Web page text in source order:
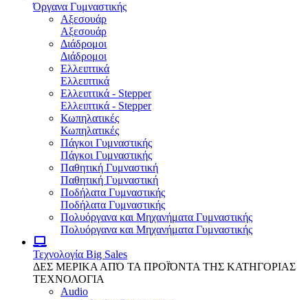
Όργανα Γυμναστικής
Αξεσουάρ
Αξεσουάρ
Διάδρομοι
Διάδρομοι
Ελλειπτικά
Ελλειπτικά
Ελλειπτικά - Stepper
Ελλειπτικά - Stepper
Κωπηλατικές
Κωπηλατικές
Πάγκοι Γυμναστικής
Πάγκοι Γυμναστικής
Παθητική Γυμναστική
Παθητική Γυμναστική
Ποδήλατα Γυμναστικής
Ποδήλατα Γυμναστικής
Πολυόργανα και Μηχανήματα Γυμναστικής
Πολυόργανα και Μηχανήματα Γυμναστικής
Τεχνολογία Big Sales
ΔΕΣ ΜΕΡΙΚΑ ΑΠΌ ΤΑ ΠΡΟΪΌΝΤΑ ΤΗΣ ΚΑΤΗΓΟΡΙΑΣ
ΤΕΧΝΟΛΟΓΙΑ
Audio